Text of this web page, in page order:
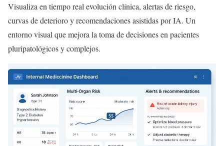
Visualiza en tiempo real evolución clínica, alertas de riesgo,
curvas de deterioro y recomendaciones asistidas por IA. Un
entorno visual que mejora la toma de decisiones en pacientes
pluripatológicos y complejos.